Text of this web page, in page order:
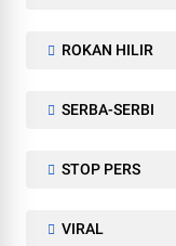
ROKAN HILIR
SERBA-SERBI
STOP PERS
VIRAL